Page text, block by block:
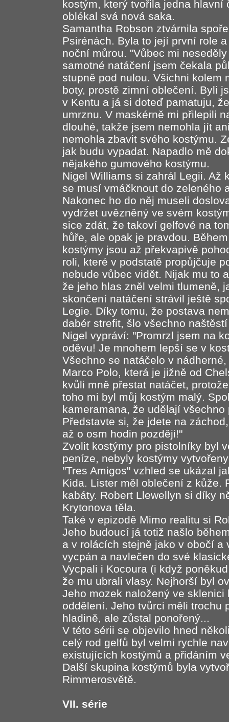
kostým, který tvořila jedna
oblékal svá nová saka.
Samantha Robson ztvárnila
Psirénách. Byla to její první role
noční můrou. "Vůbec mi
samotné natáčení jsem čekala
stupně pod nulou. Všichni kolem
boty, prostě zimní oblečení. Byli
v Kentu a já si doteď pamatuju,
umrznu. V maskérně mi přilepili
dlouhé, takže jsem nemohla jít
nemohla zbavit svého kostýmu.
jak budu vypadat. Napadlo mě
nějakého gumového kostýmu.
Nigel Williams si zahrál Legii. Až
se musí vmáčknout do zeleného
Nakonec ho do něj museli
vydržet uvězněný ve svém
sice zdát, že takoví gelfové na
hůře, ale opak je pravdou.
kostýmy jsou až překvapivě
roli, které v podstatě propůjčuje
nebude vůbec vidět. Nijak mu to
že jeho hlas zněl velmi tlumeně,
skončení natáčení strávil ještě
Legie. Díky tomu, že postava
dabér strefit, šlo všechno
Nigel vypráví: "Promrzl jsem na
oděvu! Je mnohem lepší se v
Všechno se natáčelo v
Marco Polo, která je jižně od
kvůli mně přestat natáčet,
toho mi byl můj kostým malý.
kameramana, že udělají
Představte si, že jdete na
až o osm hodin později!"
Zvolit kostýmy pro pistolníky byl
peníze, nebyly kostýmy
"Tres Amigos" vzhled se ukázal
Kida. Lister měl oblečení z kůže.
kabáty. Robert Llewellyn si díky
Krytonova těla.
Také v epizodě Mimo realitu si
Jeho budoucí já totiž našlo
a v rolácích stejně jako v obočí a
vycpán a navlečen do své
Vycpali i Kocoura (i když
že mu ubrali vlasy. Nejhorší byl
Jeho mozek naložený ve
oddělení. Jeho tvůrci měli trochu
hladině, ale zůstal ponořený...
V této sérii se objevilo hned
celý rod gelfů byl velmi rychle
existujících kostýmů a přidáním
Další skupina kostýmů byla
Rimmerosvětě.
VII. série